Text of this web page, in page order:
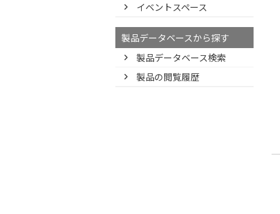
イベントスペース
製品データベースから探す
製品データベース検索
製品の閲覧履歴